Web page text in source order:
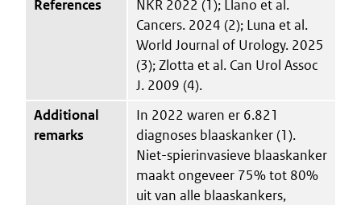
References
NKR 2022 (1); Llano et al.
Cancers. 2024 (2); Luna et al.
World Journal of Urology. 2025
(3); Zlotta et al. Can Urol Assoc
J. 2009 (4).
Additional
remarks
In 2022 waren er 6.821
diagnoses blaaskanker (1).
Niet-spierinvasieve blaaskanker
maakt ongeveer 75% tot 80%
uit van alle blaaskankers,